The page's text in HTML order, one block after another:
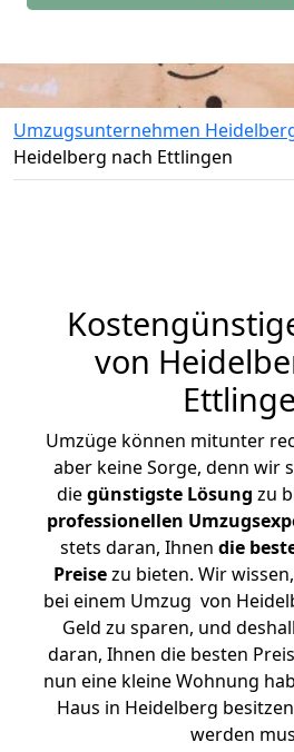
Umzugsunternehmen
Heidelberg nach Ettlingen
von
Umzüge können mitunter
aber keine Sorge, denn wir
diegünstigste Lösung zu
professionellen
stets daran, Ihnen die
Preisezu bieten. Wir
bei einem Umzug von
Geld zu sparen, und
daran, Ihnen die besten
nun eine kleine Wohnung
Haus in Heidelberg
werden